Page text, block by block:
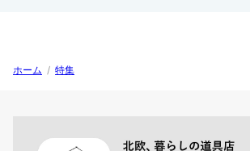
ホーム / 特集